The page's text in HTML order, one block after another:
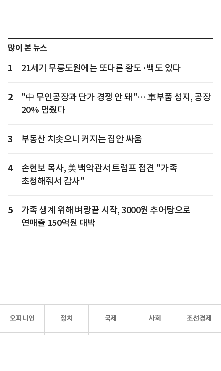
많이 본 뉴스
1 21세기 무릉도원에는 또다른 황도·백도 있다
2
"中 무인공장과 단가 경쟁 안 돼"… 車부품 성지, 공장
20% 멈췄다
3 부동산 치솟으니 커지는 집안 싸움
4
손현보 목사, 美 백악관서 트럼프 접견 "가족
초청해줘서 감사"
5
가족 생계 위해 벼랑끝 시작, 3000원 추어탕으로
연매출 150억원 대박
오피니언 정치 국제 사회 조선경제